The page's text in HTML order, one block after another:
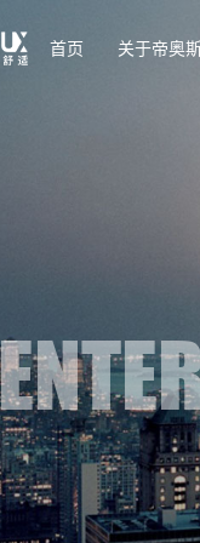
首页 关于帝奥